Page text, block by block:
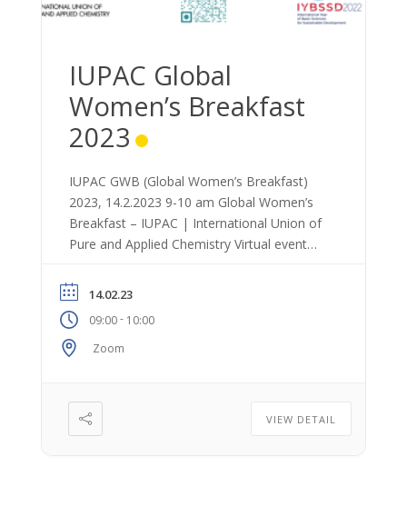
IUPAC Global
Women’s Breakfast
2023
IUPAC GWB (Global Women’s Breakfast)
2023, 14.2.2023 9-10 am Global Women’s
Breakfast – IUPAC | International Union of
Pure and Applied Chemistry Virtual event
Hydroboration of Alkynes by an FLP:
Unexpected Bond Activation and
Mechanistic Studies by Docent Petra Vasko
The combination of a Lewis acid and a
14.02.23
09:00- 10:00
Zoom
VIEW DETAIL